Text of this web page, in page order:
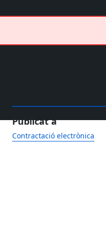
Publicat a
Contractació electrònica